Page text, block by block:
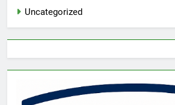
Uncategorized